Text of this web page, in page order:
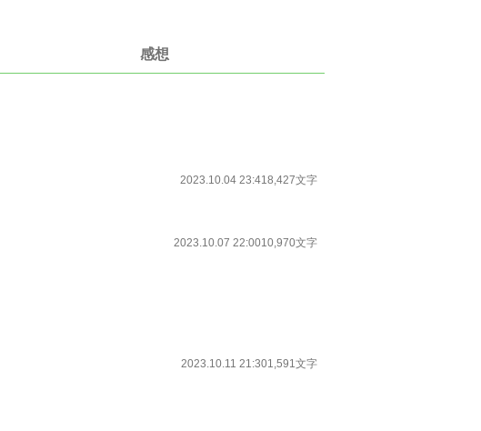
感想
2023.10.04 23:418,427文字
2023.10.07 22:0010,970文字
2023.10.11 21:301,591文字